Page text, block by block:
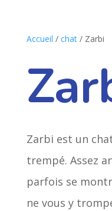
Accueil / chat/ Zarbi
Zarbi est un
trempé. Assez
parfois se
ne vous y